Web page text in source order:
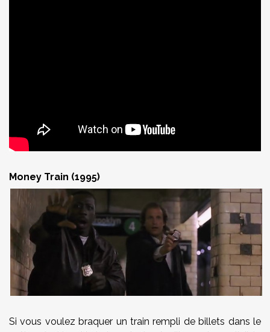
Money Train (1995)
Si vous voulez braquer un train rempli de billets dans le